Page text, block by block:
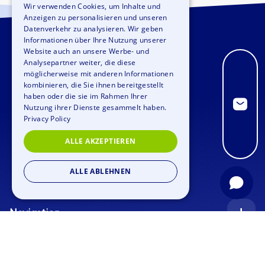
Navigation
GERMAN
SPANISH
ITALIAN
DUTCH
Wir verwenden Cookies, um Inhalte und
Anzeigen zu personalisieren und unseren
Datenverkehr zu analysieren. Wir geben
Informationen über Ihre Nutzung unserer
Website auch an unsere Werbe- und
Analysepartner weiter, die diese
möglicherweise mit anderen Informationen
kombinieren, die Sie ihnen bereitgestellt
haben oder die sie im Rahmen Ihrer
Nutzung ihrer Dienste gesammelt haben.
Privacy Policy
ALLE AKZEPTIEREN
ALLE ABLEHNEN